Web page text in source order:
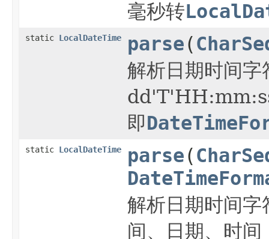
毫秒转
static LocalDateTime parse(
解析日期时间字
即
static LocalDateTime parse(
解析日期时间字
间、日期、时间